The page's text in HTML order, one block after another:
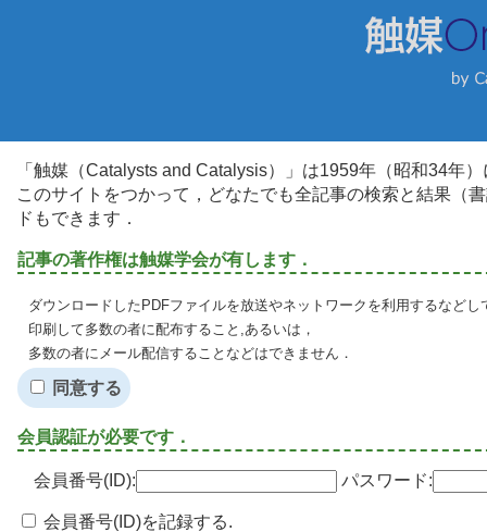
「触媒（Catalysts and Catalysis）」は1959年（昭和34年
このサイトをつかって，どなたでも全記事の検索と結果（
ドもできます．
記事の著作権は触媒学会が有します．
ダウンロードしたPDFファイルを放送やネットワークを利用するなど
印刷して多数の者に配布すること,あるいは，
多数の者にメール配信することなどはできません．
同意する
会員認証が必要です．
会員番号(ID): パスワード:
会員番号(ID)を記録する.